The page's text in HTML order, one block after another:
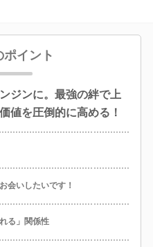
ポイント
ジンに。最強の絆で上
値を圧倒的に高める！
会いしたいです！
る」関係性